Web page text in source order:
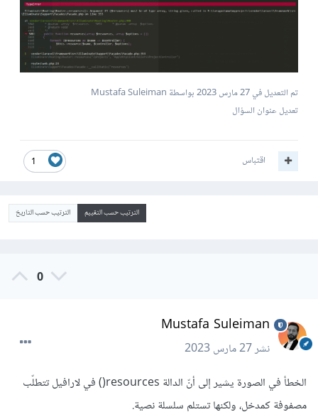
تم التعديل في27 مارس 2023
بواسطة Mustafa Suleiman
تعديل عنوان السؤال
1 اقتباس
الترتيب حسب التقييم الترتيب حسب التاريخ
0
Mustafa Suleiman
نشر27 مارس 2023
الخطأ في الصورة يشير إلى أنّ الدالة resources() في لارافيل تتطلّب
مصفوفة كمدخل، ولكنها تستلم سلسلة نصية.